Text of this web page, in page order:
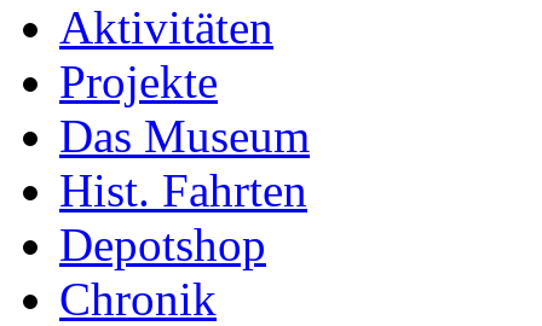
Aktivitäten
Projekte
Das Museum
Hist. Fahrten
Depotshop
Chronik